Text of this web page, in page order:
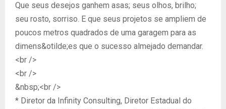
Que seus desejos ganhem asas; seus olhos, brilho;
seu rosto, sorriso. E que seus projetos se ampliem de
poucos metros quadrados de uma garagem para as
dimens&otilde;es que o sucesso almejado demandar.
<br />
<br />
&nbsp;<br />
* Diretor da Infinity Consulting, Diretor Estadual do